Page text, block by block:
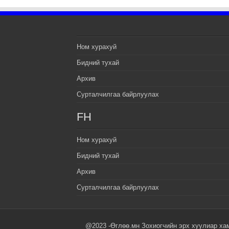
Ном хурахуй
Бидний тухай
Архив
Сурталчилгаа байрлуулах
FH
Ном хурахуй
Бидний тухай
Архив
Сурталчилгаа байрлуулах
@2023 -Өглөө.мн Зохиогчийн эрх хуулиар